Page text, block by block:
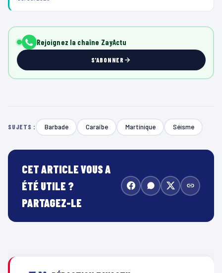
Rejoignez la chaîne ZayActu
S'ABONNER
SUJETS : Barbade Caraïbe Martinique Séisme
CET ARTICLE VOUS A
ÉTÉ UTILE ?
PARTAGEZ-LE